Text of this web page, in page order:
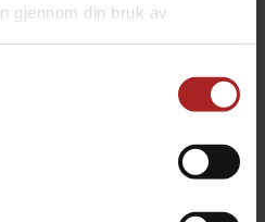
gjennom din bruk av